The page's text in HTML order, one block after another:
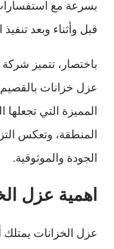
بسرعة مع استفسارات
قبل وأثناء وبعد
باختصار، تتميز
عزل خزانات
المميزة التي تجعلها
المنطقة، وتعكس
الجودة والموثوقية.
اهمية عزل
عزل الخزانات